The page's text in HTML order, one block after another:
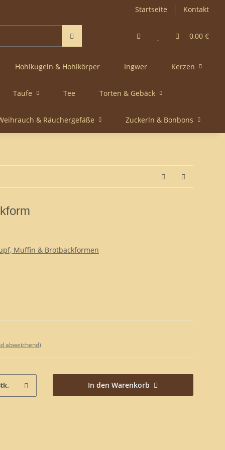
Startseite Kontakt
0,00 €
Hohlkugeln & Hohlkörper Ingwer Kerzen
Taufe Tee Torten & Gebäck
& Räuchergefäße Zuckerln & Bonbons
Muffin & Brotbackformen
abweichend)
In den Warenkorb